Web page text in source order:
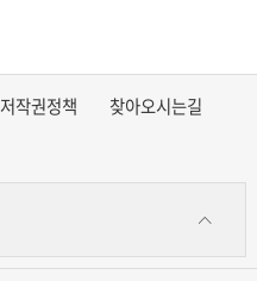
저작권정책
찾아오시는길